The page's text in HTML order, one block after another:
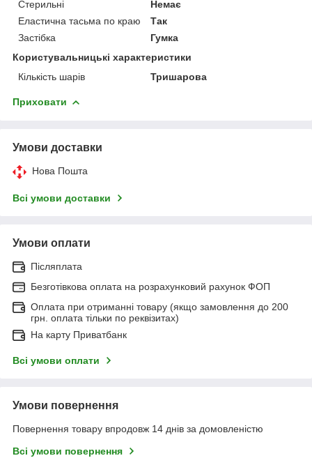
Стерильні
Немає
Еластична тасьма по краю
Так
Застібка
Гумка
Користувальницькі характеристики
Кількість шарів
Тришарова
Приховати
Умови доставки
Нова Пошта
Всі умови доставки
Умови оплати
Післяплата
Безготівкова оплата на розрахунковий рахунок ФОП
Оплата при отриманні товару (якщо замовлення до 200
грн. оплата тільки по реквізитах)
На карту Приватбанк
Всі умови оплати
Умови повернення
Повернення товару впродовж 14 днів за домовленістю
Всі умови повернення